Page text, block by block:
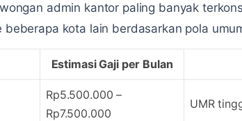
admin kantor paling banyak
beberapa kota lain berdasarkan pola
Estimasi Gaji per Bulan
Rp5.500.000 –
Rp7.500.000
UMR